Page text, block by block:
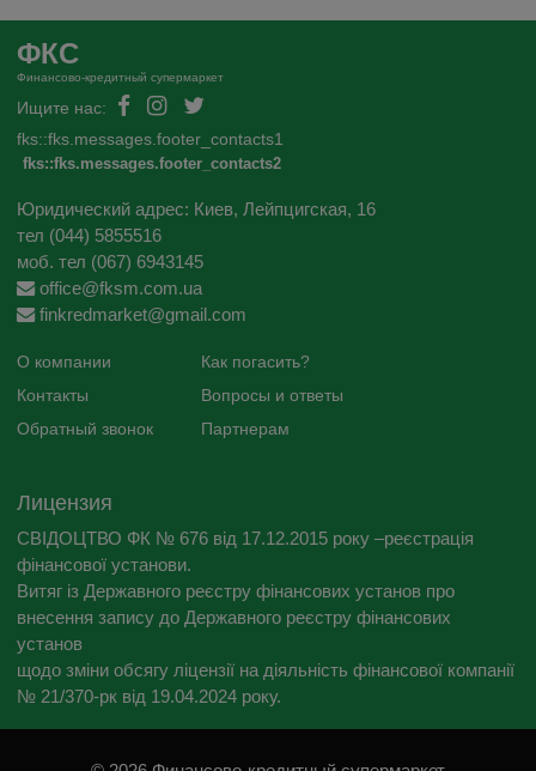
ФКС
Финансово-кредитный супермаркет
Ищите нас:
fks::fks.messages.footer_contacts1
fks::fks.messages.footer_contacts2
Юридический адрес: Киев, Лейпцигская, 16
тел (044) 5855516
моб. тел (067) 6943145
office@fksm.com.ua
finkredmarket@gmail.com
О компании
Контакты
Обратный звонок
Как погасить?
Вопросы и ответы
Партнерам
Лицензия
СВІДОЦТВО ФК № 676 від 17.12.2015 року –реєстрація
фінансової установи.
Витяг із Державного реєстру фінансових установ про
внесення запису до Державного реєстру фінансових
установ
щодо зміни обсягу ліцензії на діяльність фінансової компанії
№ 21/370-рк від 19.04.2024 року.